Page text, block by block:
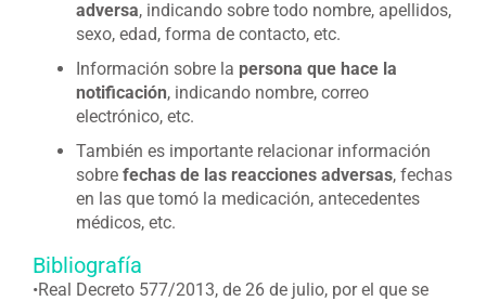
adversa, indicando sobre todo nombre, apellidos,
sexo, edad, forma de contacto, etc.
Información sobre la persona que hace la
notificación, indicando nombre, correo
electrónico, etc.
También es importante relacionar información
sobre fechas de las reacciones adversas, fechas
en las que tomó la medicación, antecedentes
médicos, etc.
Bibliografía
•Real Decreto 577/2013, de 26 de julio, por el que se